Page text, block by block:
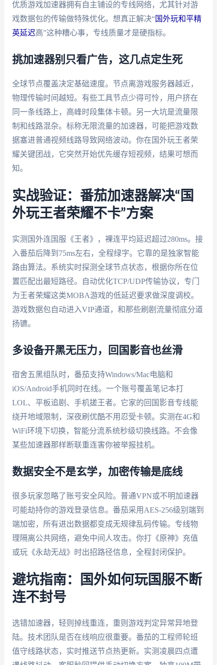
优质游戏加速器拥有自主铺设的专线网络，尤其针对游
戏数据包的传输做特殊优化。想真正解决“国外玩和平精
英延迟高”这种糟心事，专线质量才是硬指标。
挑加速器别只看广告，这几点定生死
全球节点覆盖决定基础速度。节点离游戏服务器越近，
物理传输时间越短。有些工具节点少得可怜，用户挤在
同一条线路上，高峰时段集体卡顿。另一大坑是流量限
制和线路混杂。标称无限流量的加速器，可能把游戏数
据塞进普通视频线路导致网络波动。你在国外玩王者荣
耀关键团战，它突然开始优先缓存短视频，结果可想而
知。
实战验证：番茄加速器解决“国
外玩王者荣耀不卡”方案
实测国外连国服《王者》，裸连平均延迟超过280ms。接
入番茄后降到75ms左右，全程绿字。它靠的是独家智能
路由算法。系统实时探测全球节点状态，根据你所在位
置匹配出最短路径。自动优化TCP/UDP传输协议，专门
为王者荣耀这类MOBA游戏的低延迟要求做深度调校。
游戏数据包自动进入VIP通道，和那些刷剧流量彻底分道
扬镳。
多设备开黑无压力，回国影音也丝滑
宿舍五黑组队时，番茄支持Windows/Mac电脑和
iOS/Android手机同时在线。一个账号覆盖笔记本打
LOL、平板追剧、手机搓王者。它家的回国影音专线能
绕开地域限制，深夜刷优酷不用忍受卡顿。实测在4G和
WiFi环境下切换，智能分流系统秒级切换线路。不会像
某些加速器那样断联重连害你被举报挂机。
数据安全不是玄学，加密传输是底线
很多玩家忽略了账号安全风险。普通VPN或不明加速器
可能劫持你的游戏登录信息。番茄采用AES-256级别端到
端加密，所有进出数据都变成无规律乱码传输。专线物
理隔离公共网络，避免中间人攻击。你打《原神》充值
或玩《永劫无战》时出招路径信息，全程封闭保护。
避坑指南：国外如何玩国服不断
连不封号
选错加速器，轻则掉线重连，重则游戏判定异常异地登
陆。技术团队是否在线响应很重要。番茄的工程师轮班
值守线路状态，实时推送节点热更新。实测凌晨四点遭